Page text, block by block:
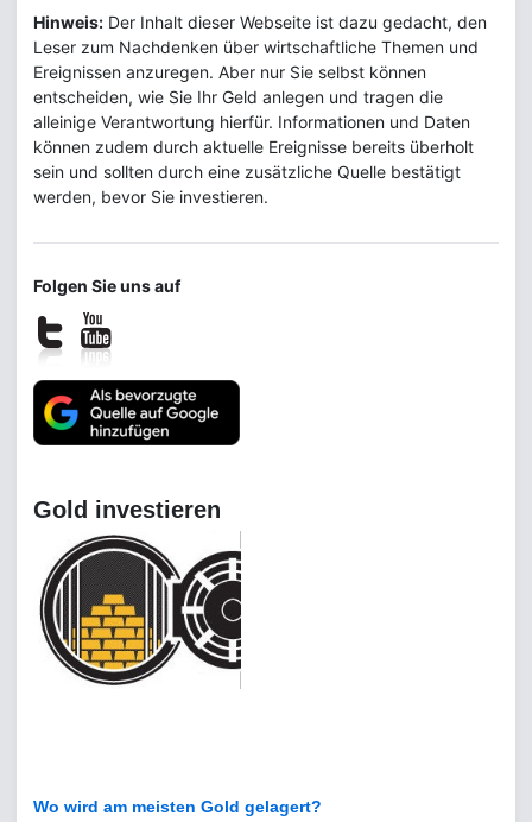
Hinweis: Der Inhalt dieser Webseite ist dazu gedacht, den
Leser zum Nachdenken über wirtschaftliche Themen und
Ereignissen anzuregen. Aber nur Sie selbst können
entscheiden, wie Sie Ihr Geld anlegen und tragen die
alleinige Verantwortung hierfür. Informationen und Daten
können zudem durch aktuelle Ereignisse bereits überholt
sein und sollten durch eine zusätzliche Quelle bestätigt
werden, bevor Sie investieren.
Folgen Sie uns auf
Gold investieren
Wo wird am meisten Gold gelagert?